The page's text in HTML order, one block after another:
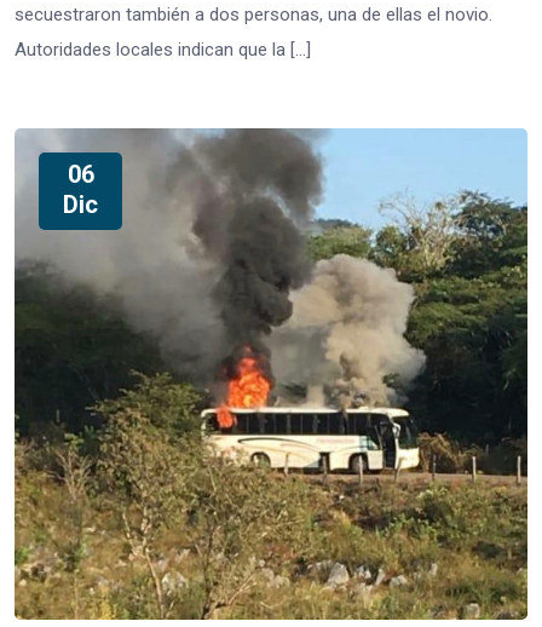
secuestraron también a dos personas, una de ellas el novio.
Autoridades locales indican que la […]
06
Dic